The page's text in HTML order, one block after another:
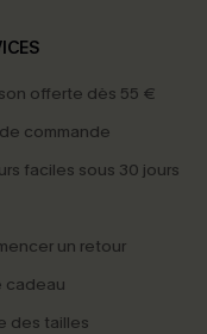
offerte dès 55 €
commande
faciles sous 30 jours
un retour
cadeau
des tailles